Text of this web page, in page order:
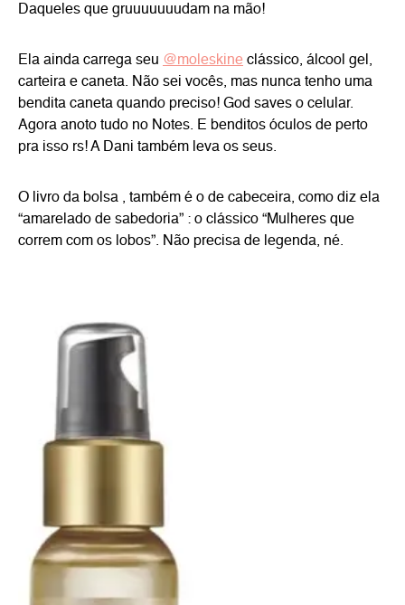
Daqueles que gruuuuuuudam na mão!
Ela ainda carrega seu @moleskine clássico, álcool gel,
carteira e caneta. Não sei vocês, mas nunca tenho uma
bendita caneta quando preciso! God saves o celular.
Agora anoto tudo no Notes. E benditos óculos de perto
pra isso rs! A Dani também leva os seus.
O livro da bolsa , também é o de cabeceira, como diz ela
“amarelado de sabedoria” : o clássico “Mulheres que
correm com os lobos”. Não precisa de legenda, né.